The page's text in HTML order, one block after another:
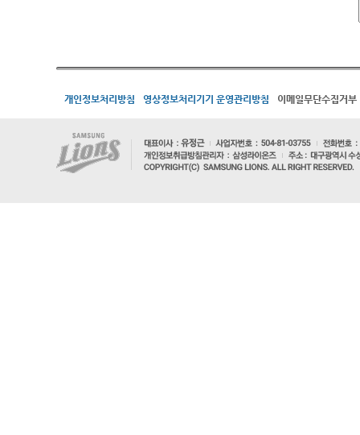
개인정보처리방침 영상정보처리기기 운영관리방침 이메일무단수집거부